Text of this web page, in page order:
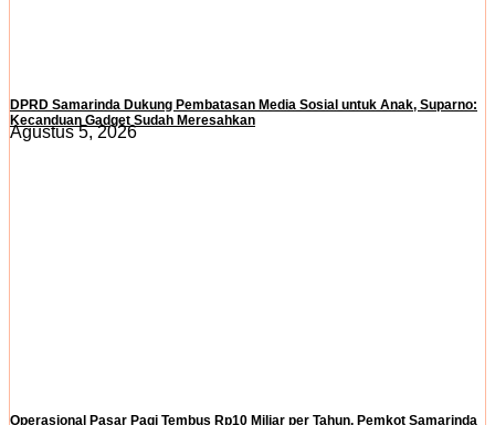
DPRD Samarinda Dukung Pembatasan Media Sosial untuk Anak, Suparno:
Kecanduan Gadget Sudah Meresahkan
Agustus 5, 2026
Operasional Pasar Pagi Tembus Rp10 Miliar per Tahun, Pemkot Samarinda